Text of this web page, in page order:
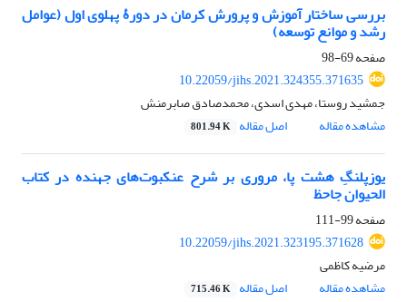
بررسی ساختار آموزش و پرورش کرمان در دورۀ پهلوی اول (عوامل
رشد و موانع توسعه)
صفحه69-98
10.22059/jihs.2021.324355.371635
جمشید روستا، مهدی اسدی، محمدصادق صابرمنش
مشاهده مقاله
اصل مقاله 801.94 K
یوزپلنگِ هشت پا، مروری بر شرح عنکبوت‌های جهنده در کتاب
الحیوان جاحظ
صفحه99-111
10.22059/jihs.2021.323195.371628
مرضیه کاظمی
مشاهده مقاله
اصل مقاله 715.46 K